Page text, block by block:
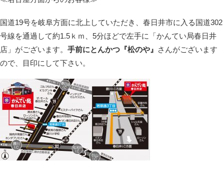
国道19号を岐阜方面に北上していただき、春日井市に入る国道302
号線を通過して約1.5ｋｍ、5分ほどで左手に「かんてい局春日井
店」がございます。 手前にとんかつ『松のや』 さんがございます
ので、目印にして下さい。